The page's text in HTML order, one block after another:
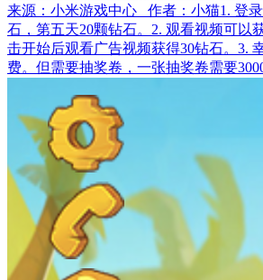
来源：小米游戏中心 作者：小猫1. 登
石，第五天20颗钻石。2. 观看视频可以
击开始后观看广告视频获得30钻石。3.
费。但需要抽奖卷，一张抽奖卷需要